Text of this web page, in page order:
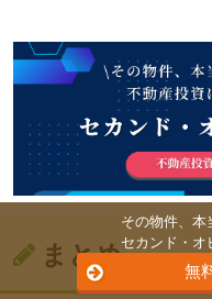
まとめ
その物件、本
セカンド・オ
無